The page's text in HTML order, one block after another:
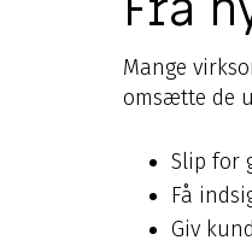
Mange
omsætte de
Slip for
Få
Giv